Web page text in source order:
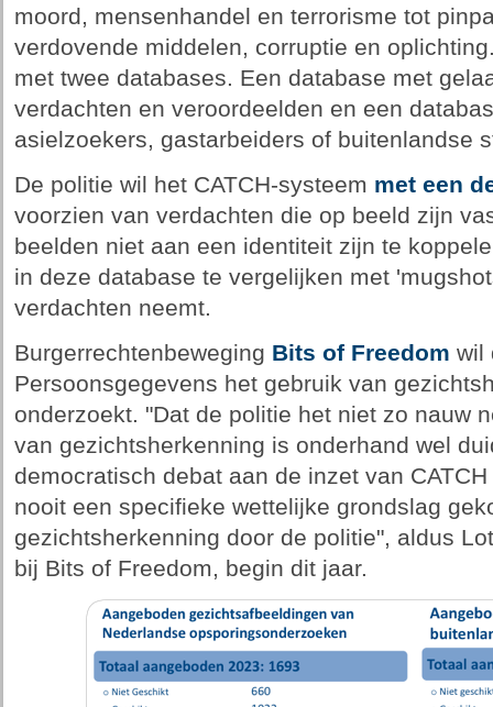
moord, mensenhandel en terrorisme tot
verdovende middelen, corruptie en
met twee databases. Een database met
verdachten en veroordeelden en een
asielzoekers, gastarbeiders of buitenlandse
De politie wil het CATCH-systeem met een
voorzien van verdachten die op beeld zijn
beelden niet aan een identiteit zijn te
in deze database te vergelijken met
verdachten neemt.
Burgerrechtenbeweging Bits of Freedom wil
Persoonsgegevens het gebruik van
onderzoekt. "Dat de politie het niet zo nauw
van gezichtsherkenning is onderhand wel
democratisch debat aan de inzet van
nooit een specifieke wettelijke grondslag
gezichtsherkenning door de politie", aldus
bij Bits of Freedom, begin dit jaar.